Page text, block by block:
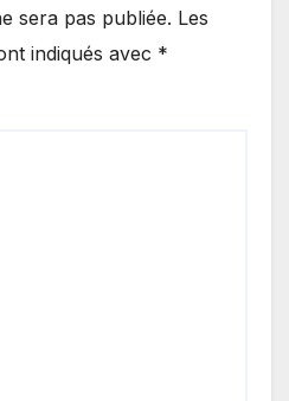
sera pas publiée. Les
indiqués avec *